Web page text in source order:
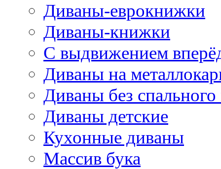
Диваны-еврокнижки
Диваны-книжки
С выдвижением
Диваны на
Диваны без спального
Диваны детские
Кухонные диваны
Массив бука